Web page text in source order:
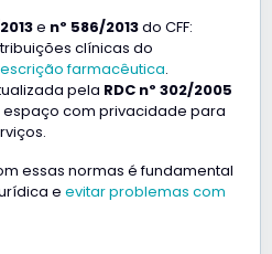
e nº 586/2013do CFF:
clínicas do
farmacêutica.
pela RDC nº 302/2005
espaço com privacidade para
essas normas é fundamental
e evitar problemas com